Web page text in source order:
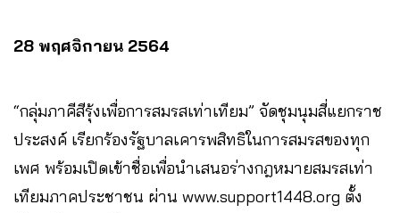
28 พฤศจิกายน 2564
“กลุ่มภาคีสีรุ้งเพื่อการสมรสเท่าเทียม” จัดชุมนุมสี่แยกราช
ประสงค์ เรียกร้องรัฐบาลเคารพสิทธิในการสมรสของทุก
เพศ พร้อมเปิดเข้าชื่อเพื่อนำเสนอร่างกฎหมายสมรสเท่า
เทียมภาคประชาชน ผ่าน www.support1448.org ตั้ง